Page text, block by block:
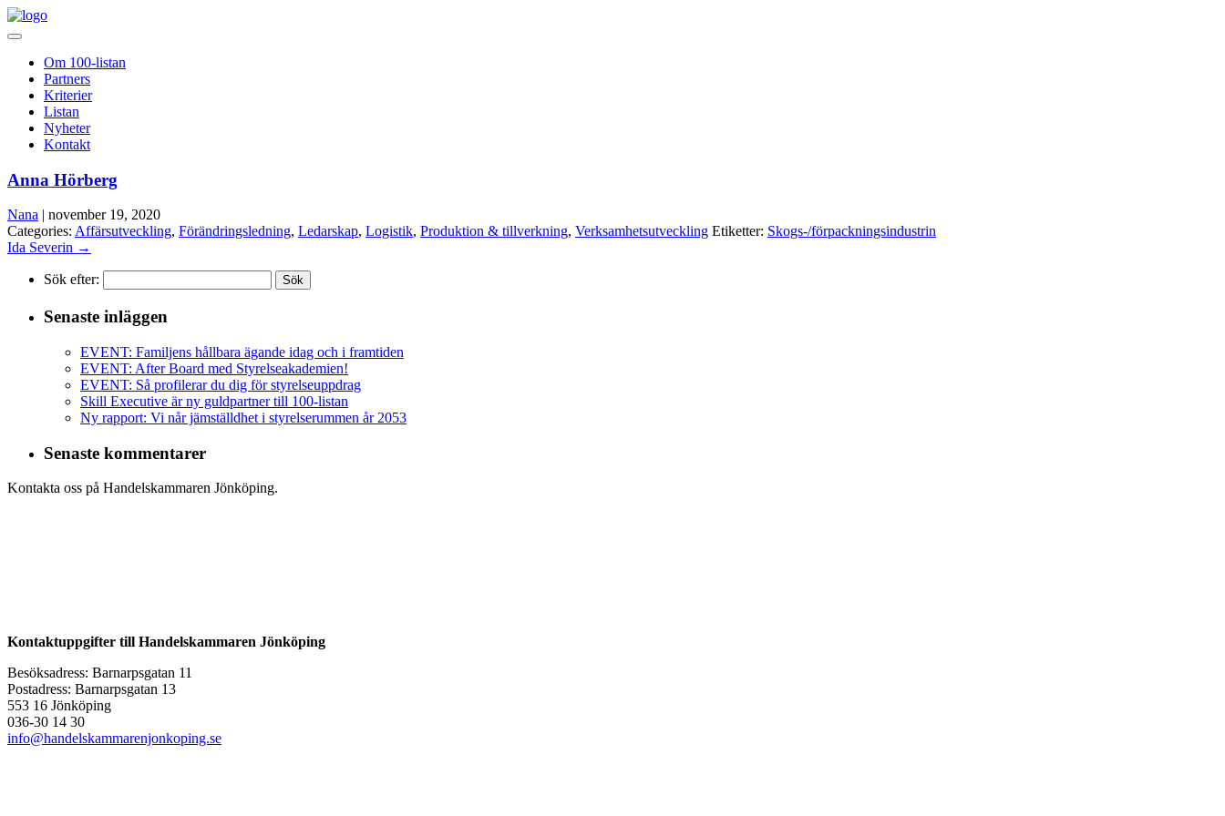
Om 100-listan
Partners
Kriterier
Listan
Nyheter
Kontakt
Anna Hörberg
Nana | november 19, 2020
Categories: Affärsutveckling, Förändringsledning, Ledarskap, Logistik, Produktion & tillverkning, Verksamhetsutveckling Etiketter: Skogs-/förpackningsindustrin
Ida Severin →
Sök efter:
Senaste inläggen
EVENT: Familjens hållbara ägande idag och i framtiden
EVENT: After Board med Styrelseakademien!
EVENT: Så profilerar du dig för styrelseuppdrag
Skill Executive är ny guldpartner till 100-listan
Ny rapport: Vi når jämställdhet i styrelserummen år 2053
Senaste kommentarer
Kontakta oss på Handelskammaren Jönköping.
Kontaktuppgifter till Handelskammaren Jönköping
Besöksadress: Barnarpsgatan 11
Postadress: Barnarpsgatan 13
553 16 Jönköping
036-30 14 30
info@handelskammarenjonkoping.se